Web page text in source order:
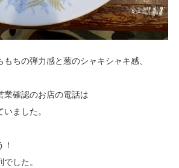
ちの弾力感と葱のシャキシャキ感、
業確認のお店の電話は
ました。
した。